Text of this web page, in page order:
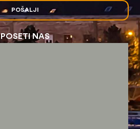
POŠALJI
POSETI NAS